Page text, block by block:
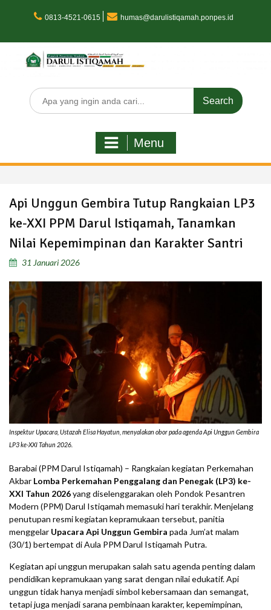
0813-4521-0615 humas@darulistiqamah.ponpes.id
Search
for:
Menu
Api Unggun Gembira Tutup Rangkaian LP3
ke-XXI PPM Darul Istiqamah, Tanamkan
Nilai Kepemimpinan dan Karakter Santri
31 Januari 2026
Inspektur Upacara, Ustazah Elisa Hayatun, menyalakan obor pada agenda Api Unggun Gembira
LP3 ke-XXI Tahun 2026.
Barabai (PPM Darul Istiqamah) – Rangkaian kegiatan Perkemahan
Akbar Lomba Perkemahan Penggalang dan Penegak (LP3) ke-
XXI Tahun 2026yang diselenggarakan oleh Pondok Pesantren
Modern (PPM) Darul Istiqamah memasuki hari terakhir. Menjelang
penutupan resmi kegiatan kepramukaan tersebut, panitia
menggelar Upacara Api Unggun Gembira pada Jum’at malam
(30/1) bertempat di Aula PPM Darul Istiqamah Putra.
Kegiatan api unggun merupakan salah satu agenda penting dalam
pendidikan kepramukaan yang sarat dengan nilai edukatif. Api
unggun tidak hanya menjadi simbol kebersamaan dan semangat,
tetapi juga menjadi sarana pembinaan karakter, kepemimpinan,